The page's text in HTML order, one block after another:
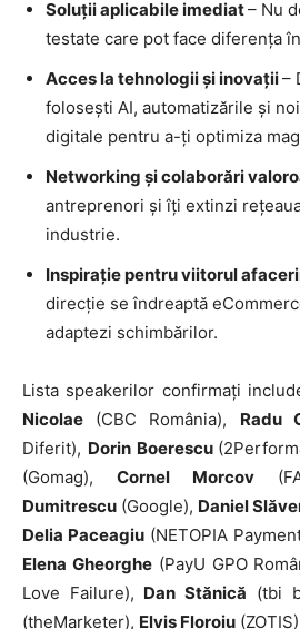
Soluții aplicabile imediat– Nu
testate care pot face diferența
Acces la tehnologii și inovații–
folosești AI, automatizările și
digitale pentru a-ți optimiza
Networking și colaborări
antreprenori și îți extinzi
industrie.
Inspirație pentru viitorul
direcție se îndreaptă
adaptezi schimbărilor.
Lista speakerilor confirmați
Nicolae (CBC România), Radu
Diferit), Dorin Boerescu
(Gomag), Cornel Morcov
Dumitrescu (Google), Daniel
Delia Paceagiu (NETOPIA
Elena Gheorghe(PayU GPO
Love Failure), Dan Stănică (tbi
(theMarketer), Elvis Floroiu